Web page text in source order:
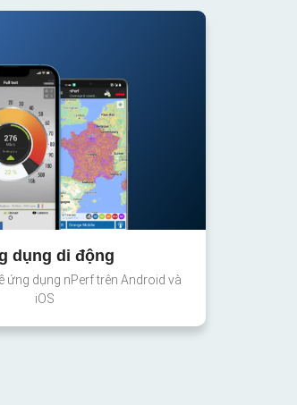
dụng di động
ứng dụng nPerf trên Android và
iOS